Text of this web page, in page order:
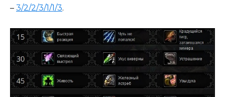
– 3/2/2/3/1/1/3.